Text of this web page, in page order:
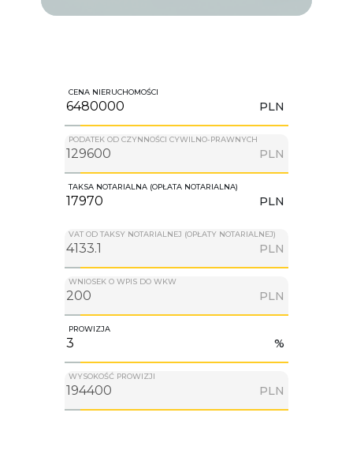
CENA NIERUCHOMOŚCI
PLN
PODATEK OD CZYNNOŚCI CYWILNO-PRAWNYCH
PLN
TAKSA NOTARIALNA (OPŁATA NOTARIALNA)
PLN
VAT OD TAKSY NOTARIALNEJ (OPŁATY NOTARIALNEJ)
PLN
WNIOSEK O WPIS DO WKW
PLN
PROWIZJA
%
WYSOKOŚĆ PROWIZJI
PLN